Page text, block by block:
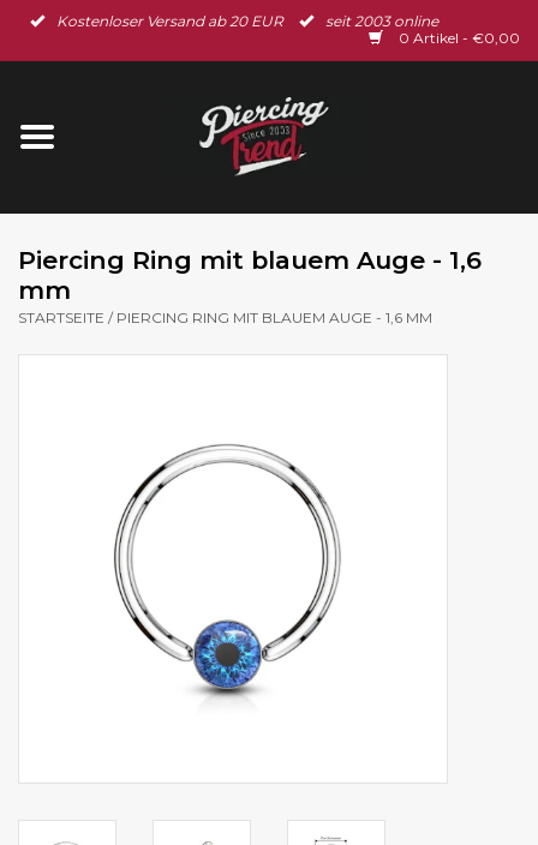
Kostenloser Versand ab 20 EUR
seit 2003 online
0 Artikel - €0,00
Startseite
Ohrschmuck
Piercing Ring mit blauem Auge - 1,6
mm
STARTSEITE / PIERCING RING MIT BLAUEM AUGE - 1,6 MM